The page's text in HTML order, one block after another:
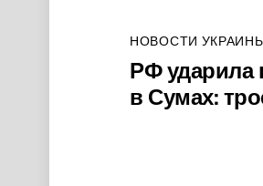
НОВОСТИ
РФ ударила
в Сумах: